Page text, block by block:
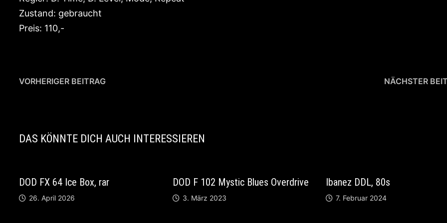
Zustand: gebraucht
Preis: 110,-
Beitragsnavigation
VORHERIGER BEITRAGVorheriger
NÄCHSTER
DAS KÖNNTE DICH AUCH INTERESSIEREN
DOD FX 64 Ice Box, rar
26. April 2026
DOD F 102 Mystic Blues Overdrive
3. März 2023
Ibanez DDL, 80s
7. Februar 2024